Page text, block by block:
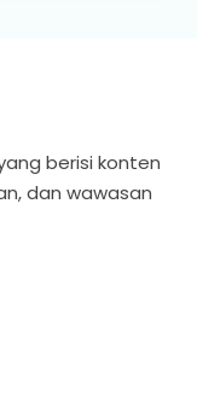
berisi konten
dan wawasan